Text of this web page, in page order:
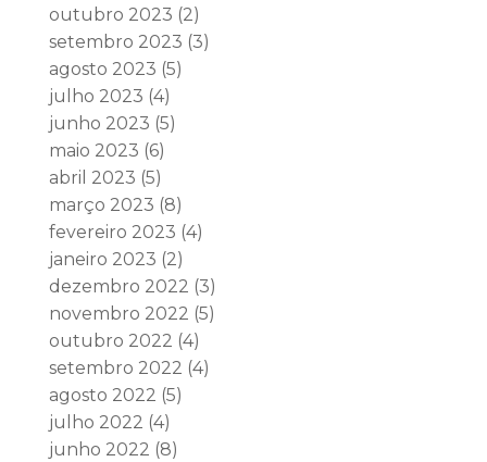
outubro 2023 (2)
setembro 2023 (3)
agosto 2023 (5)
julho 2023 (4)
junho 2023 (5)
maio 2023 (6)
abril 2023 (5)
março 2023 (8)
fevereiro 2023 (4)
janeiro 2023 (2)
dezembro 2022 (3)
novembro 2022 (5)
outubro 2022 (4)
setembro 2022 (4)
agosto 2022 (5)
julho 2022 (4)
junho 2022 (8)